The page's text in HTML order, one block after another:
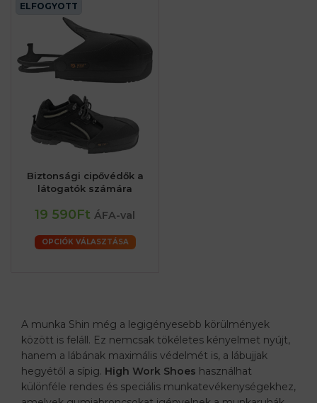
ELFOGYOTT
Biztonsági cipővédők a
látogatók számára
19 590Ft ÁFA-val
OPCIÓK VÁLASZTÁSA
A munka Shin még a legigényesebb körülmények
között is feláll. Ez nemcsak tökéletes kényelmet nyújt,
hanem a lábának maximális védelmét is, a lábujjak
hegyétől a sípig. High Work Shoes használhat
különféle rendes és speciális munkatevékenységekhez,